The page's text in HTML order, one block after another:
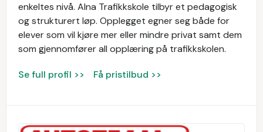
enkeltes nivå. Alna Trafikkskole tilbyr et pedagogisk
og strukturert løp. Opplegget egner seg både for
elever som vil kjøre mer eller mindre privat samt dem
som gjennomfører all opplæring på trafikkskolen.
Se full profil >> Få pristilbud >>